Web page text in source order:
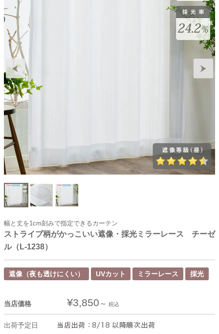
幅と丈を1cm刻みで指定できるカーテン
ストライプ柄がかっこいい遮像・採光ミラーレース チーゼ
ル（L-1238）
遮像（夜も透けにくい） UVカット ミラーレース 採光
当店価格 ¥3,850 税込
出荷予定日